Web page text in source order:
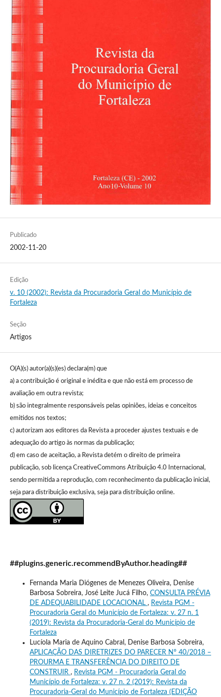
Publicado
2002-11-20
Edição
v. 10 (2002): Revista da Procuradoria Geral do Município de
Fortaleza
Seção
Artigos
O(A)(s) autor(a)(s)(es) declara(m) que
a) a contribuição é original e inédita e que não está em processo de
avaliação em outra revista;
b) são integralmente responsáveis pelas opiniões, ideias e conceitos
emitidos nos textos;
c) autorizam aos editores da Revista a proceder ajustes textuais e de
adequação do artigo às normas da publicação;
d) em caso de aceitação, a Revista detém o direito de primeira
publicação, sob licença CreativeCommons Atribuição 4.0 Internacional,
sendo permitida a reprodução, com reconhecimento da publicação inicial,
seja para distribuição exclusiva, seja para distribuição online.
##plugins.generic.recommendByAuthor.heading##
Fernanda Maria Diógenes de Menezes Oliveira, Denise
Barbosa Sobreira, José Leite Jucá Filho, CONSULTA PRÉVIA
DE ADEQUABILIDADE LOCACIONAL , Revista PGM -
Procuradoria Geral do Município de Fortaleza: v. 27 n. 1
(2019): Revista da Procuradoria-Geral do Município de
Fortaleza
Lucíola Maria de Aquino Cabral, Denise Barbosa Sobreira,
APLICAÇÃO DAS DIRETRIZES DO PARECER Nº 40/2018 –
PROURMA E TRANSFERÊNCIA DO DIREITO DE
CONSTRUIR , Revista PGM - Procuradoria Geral do
Município de Fortaleza: v. 27 n. 2 (2019): Revista da
Procuradoria-Geral do Município de Fortaleza (EDIÇÃO